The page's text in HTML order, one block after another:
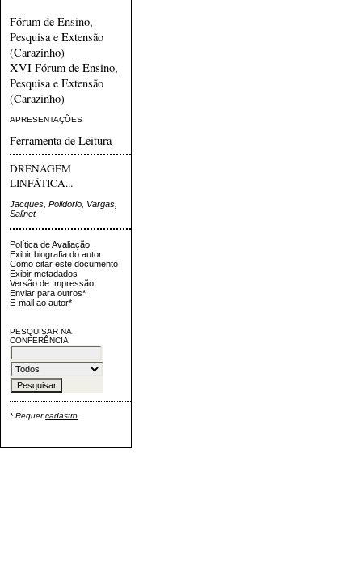
Fórum de Ensino,
Pesquisa e Extensão
(Carazinho)
XVI Fórum de Ensino,
Pesquisa e Extensão
(Carazinho)
APRESENTAÇÕES
Ferramenta de Leitura
DRENAGEM
LINFÁTICA...
Jacques, Polidorio, Vargas,
Salinet
Política de Avaliação
Exibir biografia do autor
Como citar este documento
Exibir metadados
Versão de Impressão
Enviar para outros*
E-mail ao autor*
PESQUISAR NA
CONFERÊNCIA
* Requercadastro